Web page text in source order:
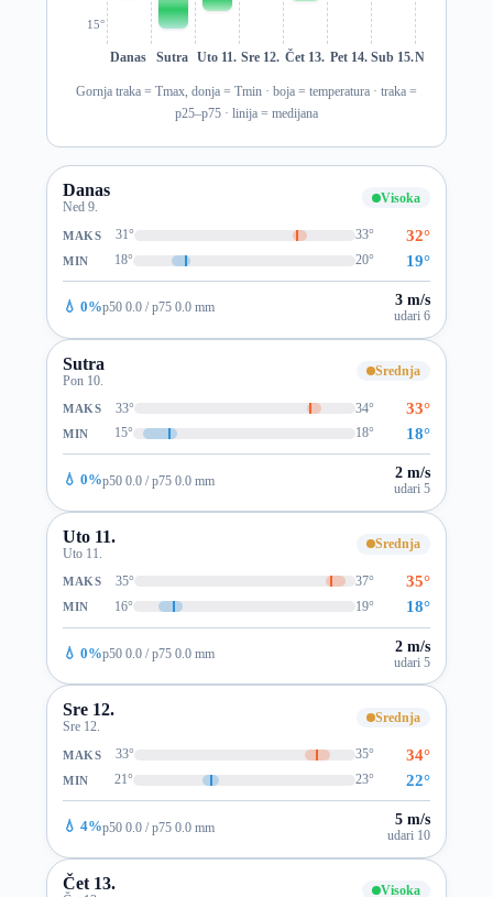
15°
Danas Sutra Uto 11. Sre 12. Čet 13. Pet 14. Sub 15.Ned 16.
Gornja traka = Tmax, donja = Tmin · boja = temperatura · traka =
p25–p75 · linija = medijana
Danas
Ned 9.
Visoka
MAKS 31° 33° 32°
MIN 18° 20° 19°
💧 0%p50 0.0 / p75 0.0 mm 3 m/s
udari 6
Sutra
Pon 10.
Srednja
MAKS 33° 34° 33°
MIN 15° 18° 18°
💧 0%p50 0.0 / p75 0.0 mm 2 m/s
udari 5
Uto 11.
Uto 11.
Srednja
MAKS 35° 37° 35°
MIN 16° 19° 18°
💧 0%p50 0.0 / p75 0.0 mm 2 m/s
udari 5
Sre 12.
Sre 12.
Srednja
MAKS 33° 35° 34°
MIN 21° 23° 22°
💧 4%p50 0.0 / p75 0.0 mm 5 m/s
udari 10
Čet 13. Visoka